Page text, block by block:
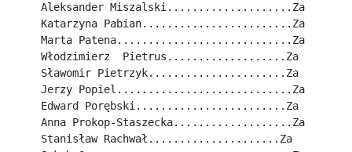
Aleksander Miszalski....................Za
Katarzyna Pabian........................Za
Marta Patena............................Za
Włodzimierz  Pietrus...................Za
Sławomir Pietrzyk......................Za
Jerzy Popiel............................Za
Edward Porębski........................Za
Anna Prokop-Staszecka...................Za
Stanisław Rachwał.....................Za